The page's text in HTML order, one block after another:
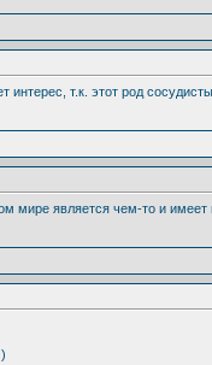
интерес, т.к. этот род
мире является чем-то и